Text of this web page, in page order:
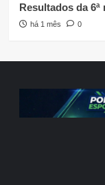
Resultados da 6ª
há 1 mês 0